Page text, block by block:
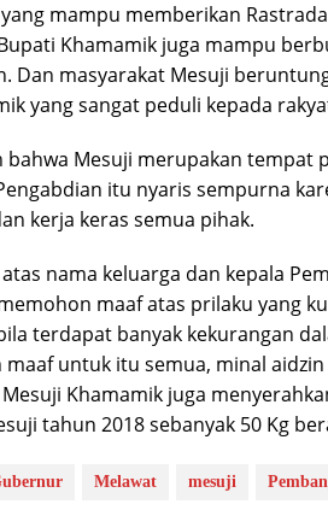
mampu memberikan
Khamamik juga mampu
Dan masyarakat Mesuji
yang sangat peduli kepada
bahwa Mesuji merupakan tempat
itu nyaris sempurna
kerja keras semua pihak.
nama keluarga dan kepala
maaf atas prilaku yang
terdapat banyak kekurangan
untuk itu semua, minal aidzin
Khamamik juga
tahun 2018 sebanyak 50 Kg
Melawat mesuji